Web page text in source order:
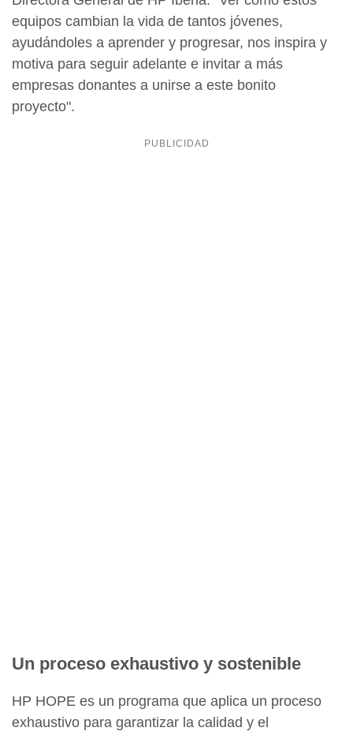
equipos cambian la vida de tantos jóvenes,
ayudándoles a aprender y progresar, nos inspira y
motiva para seguir adelante e invitar a más
empresas donantes a unirse a este bonito
proyecto".
Un proceso exhaustivo y sostenible
HP HOPE es un programa que aplica un proceso
exhaustivo para garantizar la calidad y el